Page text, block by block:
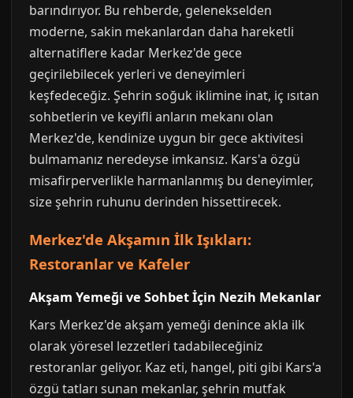
barındırıyor. Bu rehberde, gelenekselden
moderne, sakin mekanlardan daha hareketli
alternatiflere kadar Merkez'de gece
geçirilebilecek yerleri ve deneyimleri
keşfedeceğiz. Şehrin soğuk iklimine inat, iç ısıtan
sohbetlerin ve keyifli anların mekanı olan
Merkez'de, kendinize uygun bir gece aktivitesi
bulmamanız neredeyse imkansız. Kars'a özgü
misafirperverlikle harmanlanmış bu deneyimler,
size şehrin ruhunu derinden hissettirecek.
Merkez'de Akşamın İlk Işıkları:
Restoranlar ve Kafeler
Akşam Yemeği ve Sohbet İçin Nezih Mekanlar
Kars Merkez'de akşam yemeği denince akla ilk
olarak yöresel lezzetleri tadabileceğiniz
restoranlar geliyor. Kaz eti, hangel, piti gibi Kars'a
özgü tatları sunan mekanlar, şehrin mutfak